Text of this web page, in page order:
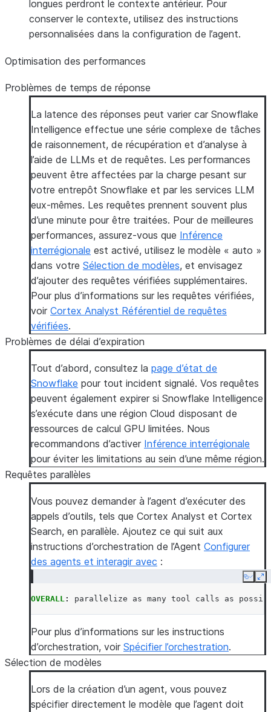
longues perdront le contexte antérieur. Pour
conserver le contexte, utilisez des instructions
personnalisées dans la configuration de l’agent.
Optimisation des performances
Problèmes de temps de réponse
La latence des réponses peut varier car Snowflake
Intelligence effectue une série complexe de tâches
de raisonnement, de récupération et d’analyse à
l’aide de LLMs et de requêtes. Les performances
peuvent être affectées par la charge pesant sur
votre entrepôt Snowflake et par les services LLM
eux-mêmes. Les requêtes prennent souvent plus
d’une minute pour être traitées. Pour de meilleures
performances, assurez-vous que Inférence
interrégionale est activé, utilisez le modèle « auto »
dans votre Sélection de modèles, et envisagez
d’ajouter des requêtes vérifiées supplémentaires.
Pour plus d’informations sur les requêtes vérifiées,
voir Cortex Analyst Référentiel de requêtes
vérifiées.
Problèmes de délai d’expiration
Tout d’abord, consultez la page d’état de
Snowflake pour tout incident signalé. Vos requêtes
peuvent également expirer si Snowflake Intelligence
s’exécute dans une région Cloud disposant de
ressources de calcul GPU limitées. Nous
recommandons d’activer Inférence interrégionale
pour éviter les limitations au sein d’une même région.
Requêtes parallèles
Vous pouvez demander à l’agent d’exécuter des
appels d’outils, tels que Cortex Analyst et Cortex
Search, en parallèle. Ajoutez ce qui suit aux
instructions d’orchestration de l’Agent Configurer
des agents et interagir avec :
Copy
OVERALL: parallelize as many tool calls as
Pour plus d’informations sur les instructions
d’orchestration, voir Spécifier l’orchestration.
Sélection de modèles
Lors de la création d’un agent, vous pouvez
spécifier directement le modèle que l’agent doit